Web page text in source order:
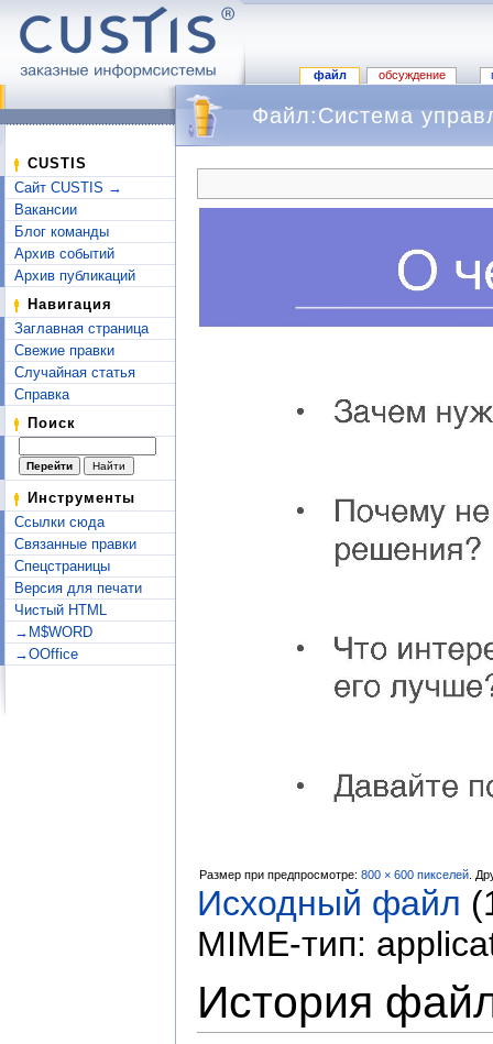
файл обсуждение
CUSTIS
Сайт CUSTIS →
Вакансии
Блог команды
Архив событий
Архив публикаций
Навигация
Заглавная страница
Свежие правки
Случайная статья
Справка
Поиск
Инструменты
Ссылки сюда
Связанные правки
Спецстраницы
Версия для печати
Чистый HTML
→M$WORD
→OOffice
Файл:Система
Размер при предпросмотре: 800 × 600 пикселей
Исходный файл
MIME-тип:
История